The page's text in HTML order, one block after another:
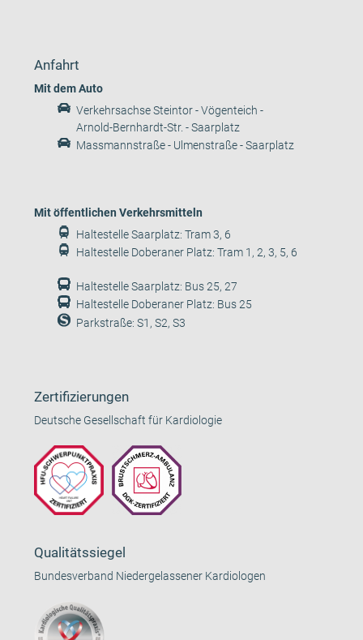
Anfahrt
Mit dem Auto
Verkehrsachse Steintor - Vögenteich -
Arnold-Bernhardt-Str. - Saarplatz
Massmannstraße - Ulmenstraße - Saarplatz
Mit öffentlichen Verkehrsmitteln
Haltestelle Saarplatz: Tram 3, 6
Haltestelle Doberaner Platz: Tram 1, 2, 3, 5, 6
Haltestelle Saarplatz: Bus 25, 27
Haltestelle Doberaner Platz: Bus 25
Parkstraße: S1, S2, S3
Zertifizierungen
Deutsche Gesellschaft für Kardiologie
Qualitätssiegel
Bundesverband Niedergelassener Kardiologen